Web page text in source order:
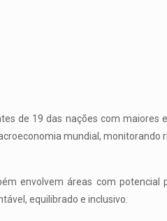
de 19 das nações com maiores
mundial, monitorando
envolvem áreas com
equilibrado e inclusivo.